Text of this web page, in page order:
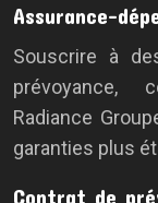
Assurance-
Souscrire à
prévoyance,
Radiance
garanties plus
Contrat de